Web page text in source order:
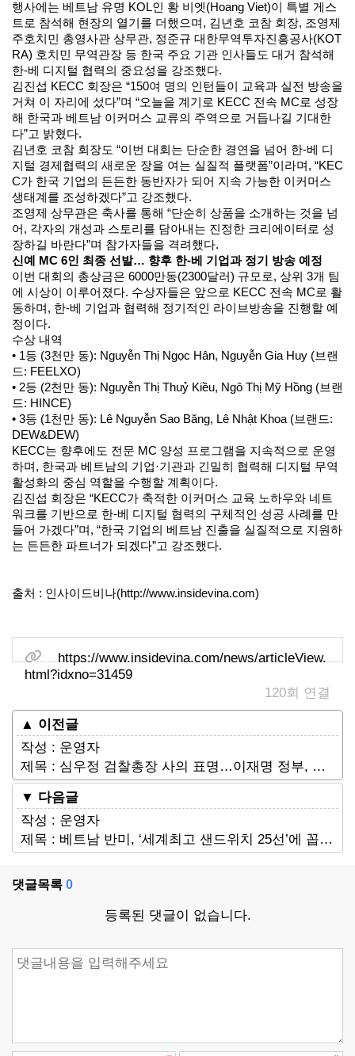
행사에는 베트남 유명 KOL인 황 비엣(Hoang Viet)이 특별 게스
트로 참석해 현장의 열기를 더했으며, 김년호 코참 회장, 조영제
주호치민 총영사관 상무관, 정준규 대한무역투자진흥공사(KOT
RA) 호치민 무역관장 등 한국 주요 기관 인사들도 대거 참석해
한-베 디지털 협력의 중요성을 강조했다.
김진섭 KECC 회장은 “150여 명의 인턴들이 교육과 실전 방송을
거쳐 이 자리에 섰다”며 “오늘을 계기로 KECC 전속 MC로 성장
해 한국과 베트남 이커머스 교류의 주역으로 거듭나길 기대한
다”고 밝혔다.
김년호 코참 회장도 “이번 대회는 단순한 경연을 넘어 한-베 디
지털 경제협력의 새로운 장을 여는 실질적 플랫폼”이라며, “KEC
C가 한국 기업의 든든한 동반자가 되어 지속 가능한 이커머스
생태계를 조성하겠다”고 강조했다.
조영제 상무관은 축사를 통해 “단순히 상품을 소개하는 것을 넘
어, 각자의 개성과 스토리를 담아내는 진정한 크리에이터로 성
장하길 바란다”며 참가자들을 격려했다.
신예 MC 6인 최종 선발… 향후 한-베 기업과 정기 방송 예정
이번 대회의 총상금은 6000만동(2300달러) 규모로, 상위 3개 팀
에 시상이 이루어졌다. 수상자들은 앞으로 KECC 전속 MC로 활
동하며, 한-베 기업과 협력해 정기적인 라이브방송을 진행할 예
정이다.
수상 내역
• 1등 (3천만 동): Nguyễn Thị Ngọc Hân, Nguyễn Gia Huy (브랜
드: FEELXO)
• 2등 (2천만 동): Nguyễn Thị Thuỷ Kiều, Ngô Thị Mỹ Hồng (브랜
드: HINCE)
• 3등 (1천만 동): Lê Nguyễn Sao Băng, Lê Nhật Khoa (브랜드:
DEW&DEW)
KECC는 향후에도 전문 MC 양성 프로그램을 지속적으로 운영
하며, 한국과 베트남의 기업·기관과 긴밀히 협력해 디지털 무역
활성화의 중심 역할을 수행할 계획이다.
김진섭 회장은 “KECC가 축적한 이커머스 교육 노하우와 네트
워크를 기반으로 한-베 디지털 협력의 구체적인 성공 사례를 만
들어 가겠다”며, “한국 기업의 베트남 진출을 실질적으로 지원하
는 든든한 파트너가 되겠다”고 강조했다.
출처 : 인사이드비나(http://www.insidevina.com)
관련링크
https://www.insidevina.com/news/articleView.
html?idxno=31459
120회 연결
▲ 이전글
작성 : 운영자
제목 : 심우정 검찰총장 사의 표명…이재명 정부, 검사장 일부인사 단행
▼ 다음글
작성 : 운영자
제목 : 베트남 반미, ‘세계최고 샌드위치 25선’에 꼽혀…美CNN
댓글목록 0
등록된 댓글이 없습니다.
댓글쓰기